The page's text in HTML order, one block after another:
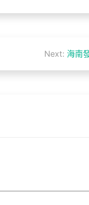
Next: 海南